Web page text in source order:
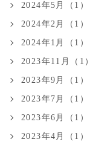
2024年5月（1）
2024年2月（1）
2024年1月（1）
2023年11月（1）
2023年9月（1）
2023年7月（1）
2023年6月（1）
2023年4月（1）